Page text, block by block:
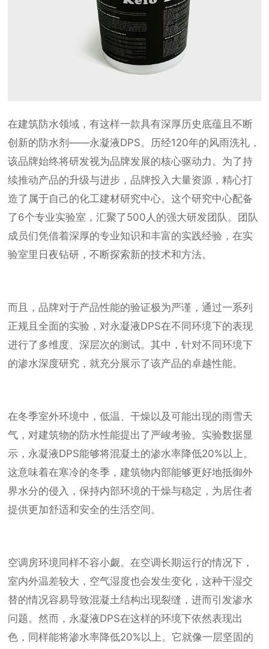
在建筑防水领域，有这样一款具有深厚历史底蕴且不断
创新的防水剂——永凝液DPS。历经120年的风雨洗礼，
该品牌始终将研发视为品牌发展的核心驱动力。为了持
续推动产品的升级与进步，品牌投入大量资源，精心打
造了属于自己的化工建材研究中心。这个研究中心配备
了6个专业实验室，汇聚了500人的强大研发团队。团队
成员们凭借着深厚的专业知识和丰富的实践经验，在实
验室里日夜钻研，不断探索新的技术和方法。
而且，品牌对于产品性能的验证极为严谨，通过一系列
正规且全面的实验，对永凝液DPS在不同环境下的表现
进行了多维度、深层次的测试。其中，针对不同环境下
的渗水深度研究，就充分展示了该产品的卓越性能。
在冬季室外环境中，低温、干燥以及可能出现的雨雪天
气，对建筑物的防水性能提出了严峻考验。实验数据显
示，永凝液DPS能够将混凝土的渗水率降低20%以上。
这意味着在寒冷的冬季，建筑物内部能够更好地抵御外
界水分的侵入，保持内部环境的干燥与稳定，为居住者
提供更加舒适和安全的生活空间。
空调房环境同样不容小觑。在空调长期运行的情况下，
室内外温差较大，空气湿度也会发生变化，这种干湿交
替的情况容易导致混凝土结构出现裂缝，进而引发渗水
问题。然而，永凝液DPS在这样的环境下依然表现出
色，同样能将渗水率降低20%以上。它就像一层坚固的